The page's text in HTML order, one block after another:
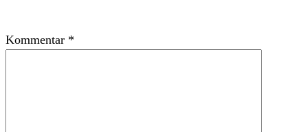
Kommentar *